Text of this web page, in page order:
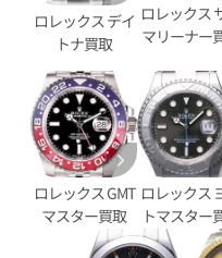
ロレックス デイ
トナ買取
ロレックス
マリーナー
ロレックス GMT
マスター買取
ロレックス
トマスター